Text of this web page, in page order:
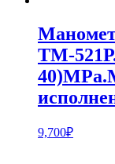
ТМ-
9,700₽